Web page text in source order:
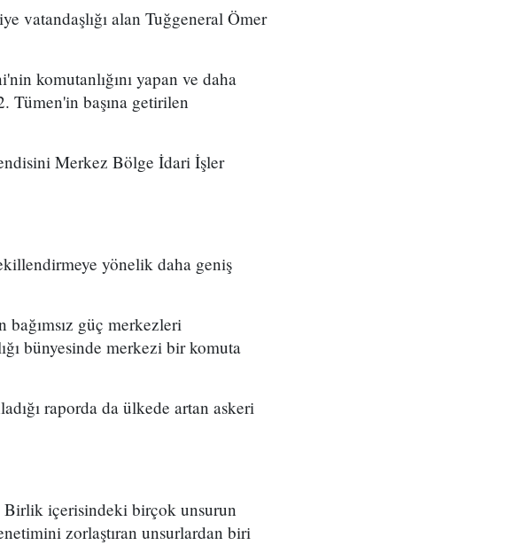
vatandaşlığı alan Tuğgeneral Ömer
komutanlığını yapan ve daha
Tümen'in başına getirilen
Merkez Bölge İdari İşler
yönelik daha geniş
güç merkezleri
bünyesinde merkezi bir komuta
raporda da ülkede artan askeri
Birlik içerisindeki birçok unsurun
zorlaştıran unsurlardan biri